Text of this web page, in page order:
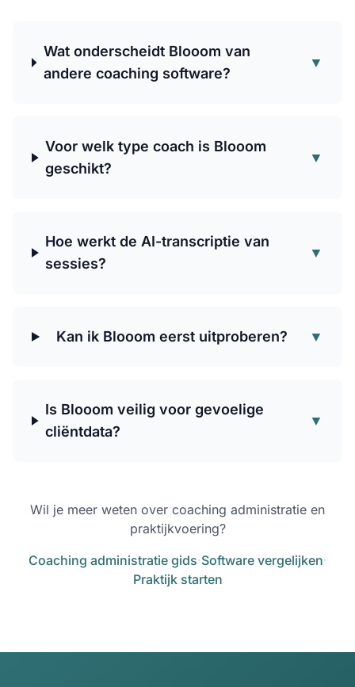
Wat onderscheidt Blooom van
andere coaching software?
▼
Voor welk type coach is Blooom
geschikt?
▼
Hoe werkt de AI-transcriptie van
sessies?
▼
Kan ik Blooom eerst uitproberen? ▼
Is Blooom veilig voor gevoelige
cliëntdata?
▼
Wil je meer weten over coaching administratie en
praktijkvoering?
Coaching administratie gids·Software vergelijken·
Praktijk starten